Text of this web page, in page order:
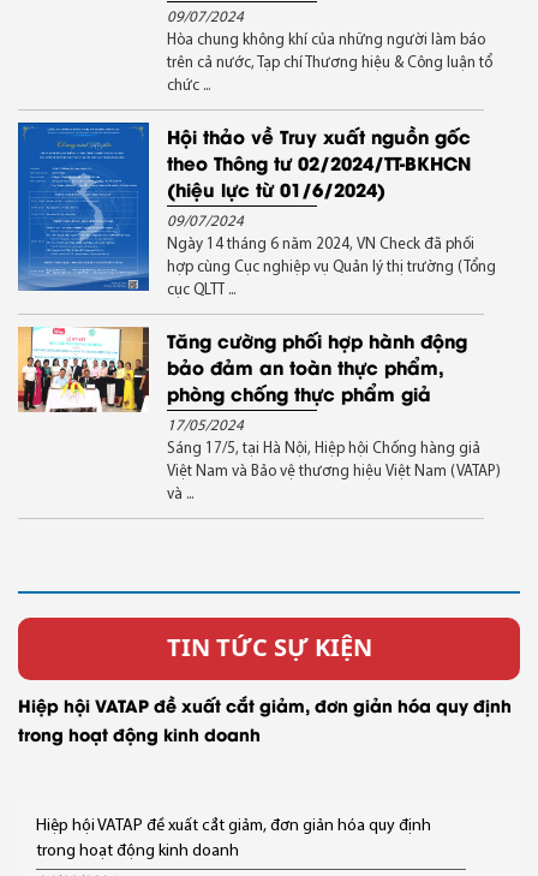
09/07/2024
Hòa chung không khí của những người làm báo
trên cả nước, Tạp chí Thương hiệu & Công luận tổ
chức ...
Hội thảo về Truy xuất nguồn gốc
theo Thông tư 02/2024/TT-BKHCN
(hiệu lực từ 01/6/2024)
09/07/2024
Ngày 14 tháng 6 năm 2024, VN Check đã phối
hợp cùng Cục nghiệp vụ Quản lý thị trường (Tổng
cục QLTT ...
Tăng cường phối hợp hành động
bảo đảm an toàn thực phẩm,
phòng chống thực phẩm giả
17/05/2024
Sáng 17/5, tại Hà Nội, Hiệp hội Chống hàng giả
Việt Nam và Bảo vệ thương hiệu Việt Nam (VATAP)
và ...
TIN TỨC SỰ KIỆN
Hiệp hội VATAP đề xuất cắt giảm, đơn giản hóa quy định
trong hoạt động kinh doanh
Hiệp hội VATAP đề xuất cắt giảm, đơn giản hóa quy định
trong hoạt động kinh doanh